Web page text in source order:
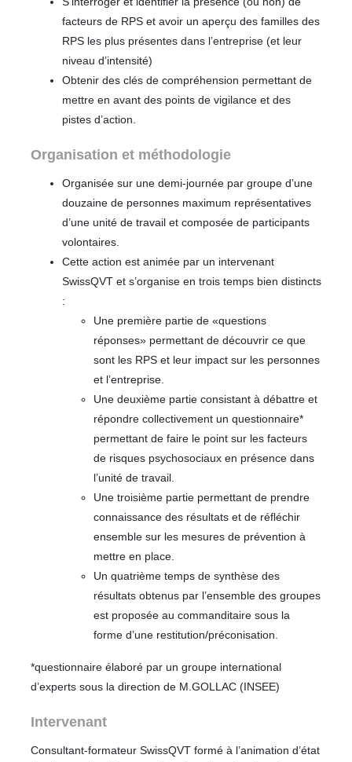
facteurs de RPS et avoir un aperçu des familles des
RPS les plus présentes dans l’entreprise (et leur
niveau d’intensité)
Obtenir des clés de compréhension permettant de
mettre en avant des points de vigilance et des
pistes d’action.
Organisation et méthodologie
Organisée sur une demi-journée par groupe d’une
douzaine de personnes maximum représentatives
d’une unité de travail et composée de participants
volontaires.
Cette action est animée par un intervenant
SwissQVT et s’organise en trois temps bien distincts
:
Une première partie de «questions
réponses» permettant de découvrir ce que
sont les RPS et leur impact sur les personnes
et l’entreprise.
Une deuxième partie consistant à débattre et
répondre collectivement un questionnaire*
permettant de faire le point sur les facteurs
de risques psychosociaux en présence dans
l’unité de travail.
Une troisième partie permettant de prendre
connaissance des résultats et de réfléchir
ensemble sur les mesures de prévention à
mettre en place.
Un quatrième temps de synthèse des
résultats obtenus par l’ensemble des groupes
est proposée au commanditaire sous la
forme d’une restitution/préconisation.
*questionnaire élaboré par un groupe international
d’experts sous la direction de M.GOLLAC (INSEE)
Intervenant
Consultant-formateur SwissQVT formé à l’animation d’état